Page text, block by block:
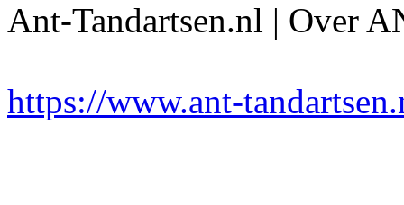
Ant-Tandartsen.nl | Over
https://www.ant-